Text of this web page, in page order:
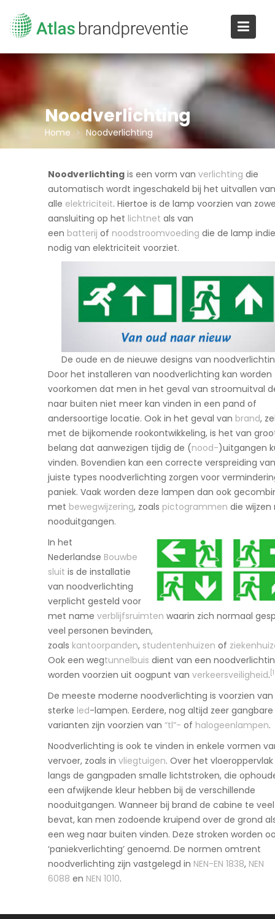
naar
de
inhoud
Noodverlichting
Home Noodverlichting
Noodverlichtingis een vorm van verlichting die
automatisch wordt ingeschakeld bij het uitvallen van
alle elektriciteit. Hiertoe is de lamp voorzien van
aansluiting op het lichtnet als van
een batterij of noodstroomvoeding die de lamp
nodig van elektriciteit voorziet.
De oude en de nieuwe designs van
Door het installeren van noodverlichting kan worden
voorkomen dat men in het geval van stroomuitval
naar buiten niet meer kan vinden in een pand of
andersoortige locatie. Ook in het geval van brand,
met de bijkomende rookontwikkeling, is het van
belang dat aanwezigen tijdig de (nood-)uitgangen
vinden. Bovendien kan een correcte verspreiding
juiste types noodverlichting zorgen voor
paniek. Vaak worden deze lampen dan ook
met bewegwijzering, zoals pictogrammen die wijzen
nooduitgangen.
In het
Nederlandse Bouwbe
sluit is de installatie
van noodverlichting
verplicht gesteld voor
met name verblijfsruimten waarin zich normaal
veel personen bevinden,
zoals kantoorpanden, studentenhuizen of
Ook een wegtunnelbuis dient van een
worden voorzien uit oogpunt van verkeersveiligheid.
De meeste moderne noodverlichting is voorzien van
sterke led-lampen. Eerdere, nog altijd zeer gangbare
varianten zijn voorzien van “tl”- of halogeenlampen.
Noodverlichting is ook te vinden in enkele vormen
vervoer, zoals in vliegtuigen. Over het
langs de gangpaden smalle lichtstroken, die
een afwijkende kleur hebben bij de verschillende
nooduitgangen. Wanneer bij brand de cabine te
bevat, kan men zodoende kruipend over de grond
een weg naar buiten vinden. Deze stroken worden
‘paniekverlichting’ genoemd. De normen omtrent
noodverlichting zijn vastgelegd in NEN-EN 1838, NEN
6088 en NEN 1010.